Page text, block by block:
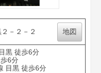
－２－２ 地図
黒 徒歩6分
6分
目黒 徒歩6分